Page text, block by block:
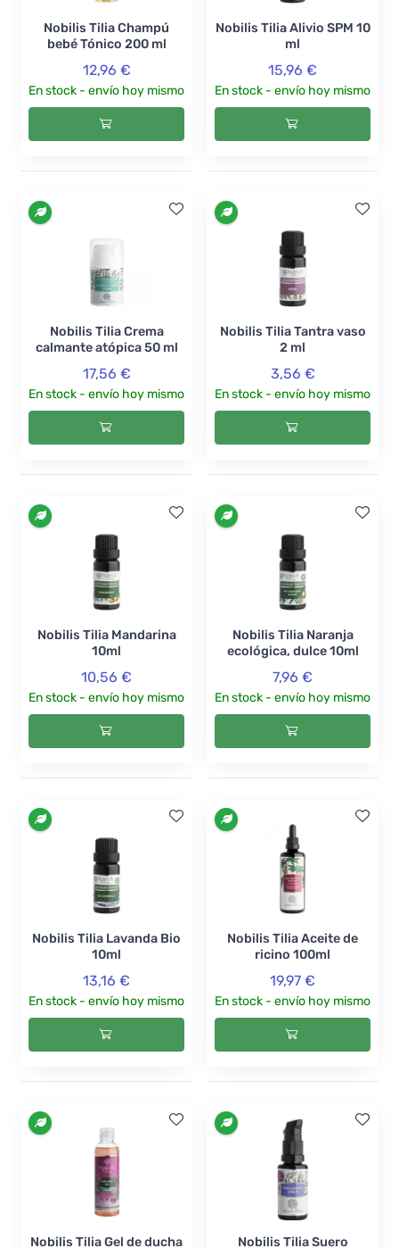
Nobilis Tilia Champú
bebé Tónico 200 ml
12,96 €
En stock - envío hoy mismo
Nobilis Tilia Alivio SPM 10
ml
15,96 €
En stock - envío hoy mismo
Nobilis Tilia Crema
calmante atópica 50 ml
17,56 €
En stock - envío hoy mismo
Nobilis Tilia Tantra vaso
2 ml
3,56 €
En stock - envío hoy mismo
Nobilis Tilia Mandarina
10ml
10,56 €
En stock - envío hoy mismo
Nobilis Tilia Naranja
ecológica, dulce 10ml
7,96 €
En stock - envío hoy mismo
Nobilis Tilia Lavanda Bio
10ml
13,16 €
En stock - envío hoy mismo
Nobilis Tilia Aceite de
ricino 100ml
19,97 €
En stock - envío hoy mismo
Nobilis Tilia Gel de ducha Nobilis Tilia Suero